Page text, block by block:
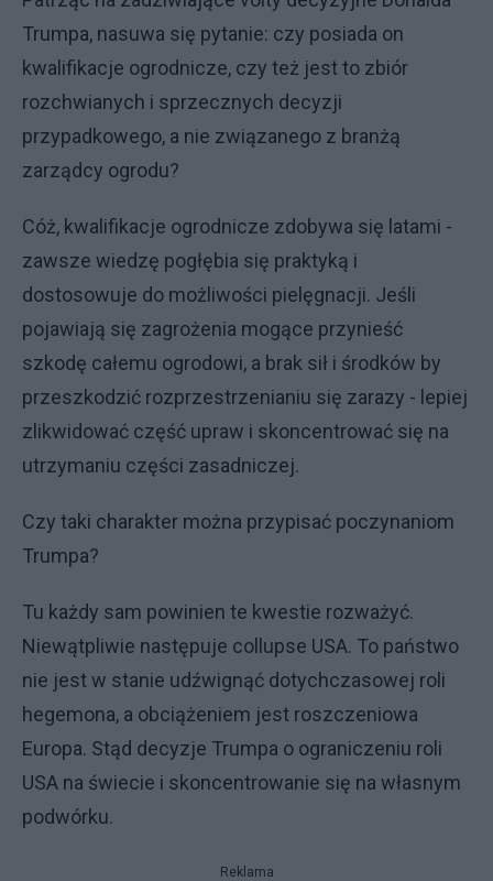
Trumpa, nasuwa się pytanie: czy posiada on
kwalifikacje ogrodnicze, czy też jest to zbiór
rozchwianych i sprzecznych decyzji
przypadkowego, a nie związanego z branżą
zarządcy ogrodu?
Cóż, kwalifikacje ogrodnicze zdobywa się latami -
zawsze wiedzę pogłębia się praktyką i
dostosowuje do możliwości pielęgnacji. Jeśli
pojawiają się zagrożenia mogące przynieść
szkodę całemu ogrodowi, a brak sił i środków by
przeszkodzić rozprzestrzenianiu się zarazy - lepiej
zlikwidować część upraw i skoncentrować się na
utrzymaniu części zasadniczej.
Czy taki charakter można przypisać poczynaniom
Trumpa?
Tu każdy sam powinien te kwestie rozważyć.
Niewątpliwie następuje collupse USA. To państwo
nie jest w stanie udźwignąć dotychczasowej roli
hegemona, a obciążeniem jest roszczeniowa
Europa. Stąd decyzje Trumpa o ograniczeniu roli
USA na świecie i skoncentrowanie się na własnym
podwórku.
Reklama